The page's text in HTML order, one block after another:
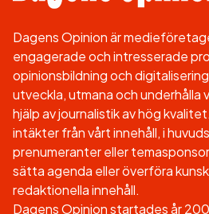
Dagens Opinion är
engagerade och intresserade
opinionsbildning och
utveckla, utmana och underhålla
hjälp av journalistik av hög
intäkter från vårt innehåll, i
prenumeranter eller
sätta agenda eller överföra
redaktionella innehåll.
Dagens Opinion startades år